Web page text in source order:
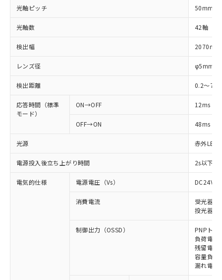
光軸ピッチ 50mm
光軸数 42軸
検出幅 2070mm
レンズ径 φ5mm
検出距離 0.2～7m
応答時間（標準
モード）
ON→OFF 12ms
OFF→ON 48ms
光源 赤外LED
電源投入後立ち上がり時間 2s以下(
電気的仕様 電源電圧（Vs）
消費電流
受光器:
投光器:
制御出力（OSSD）
PNPトラ
負荷電流
残留電圧
容量負荷
漏れ電流